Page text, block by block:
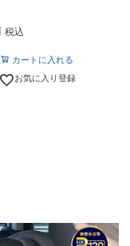
税込
カートに入れる
お気に入り登録